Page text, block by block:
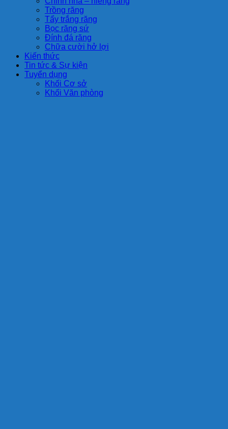
Trồng răng
Tẩy trắng răng
Bọc răng sứ
Đính đá răng
Chữa cười hở lợi
Kiến thức
Tin tức & Sự kiện
Tuyển dụng
Khối Cơ sở
Khối Văn phòng